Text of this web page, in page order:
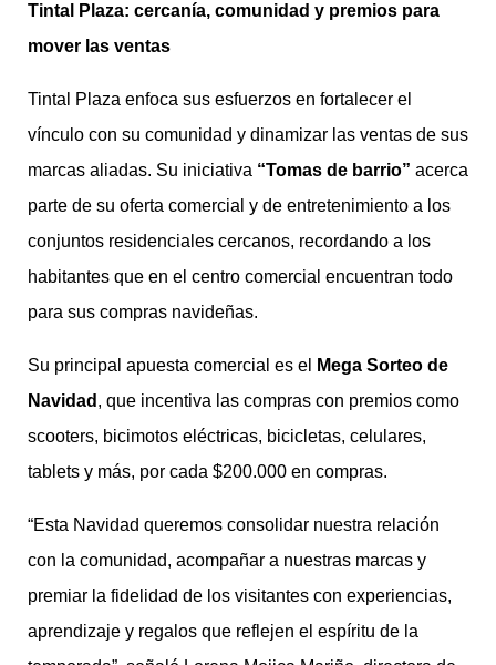
Tintal Plaza: cercanía, comunidad y premios para
mover las ventas
Tintal Plaza enfoca sus esfuerzos en fortalecer el
vínculo con su comunidad y dinamizar las ventas de sus
marcas aliadas. Su iniciativa “Tomas de barrio” acerca
parte de su oferta comercial y de entretenimiento a los
conjuntos residenciales cercanos, recordando a los
habitantes que en el centro comercial encuentran todo
para sus compras navideñas.
Su principal apuesta comercial es el
Mega Sorteo de
Navidad , que incentiva las compras con premios como
scooters, bicimotos eléctricas, bicicletas, celulares,
tablets y más, por cada $200.000 en compras.
“Esta Navidad queremos consolidar nuestra relación
con la comunidad, acompañar a nuestras marcas y
premiar la fidelidad de los visitantes con experiencias,
aprendizaje y regalos que reflejen el espíritu de la